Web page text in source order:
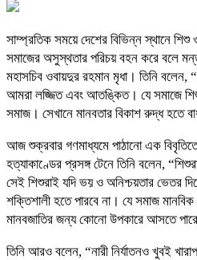
সাম্প্রতিক সময়ে দেশের বিভিন্ন স্থানে শিশু
সমাজের অসুস্থতার পরিচয় বহন করে বলে
মহাসচিব ওবায়দুর রহমান মৃধা। তিনি বলেন,
আমরা লজ্জিত এবং আতঙ্কিত। যে সমাজে
সমাজ। সেখানে মানবতার বিকাশ রুদ্ধ হতে
আজ শুক্রবার গণমাধ্যমে পাঠানো এক
হত্যাকাণ্ডের প্রসঙ্গ টেনে তিনি বলেন,
সেই শিশুরাই যদি ভয় ও অনিশ্চয়তার ভেতর
শক্তিশালী হতে পারবে না। যে সমাজ
মানবজাতির জন্য কোনো উপকারে আসতে
তিনি আরও বলেন, “নারী নির্যাতনও খুবই